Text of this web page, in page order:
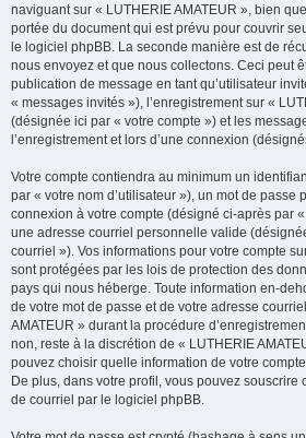
naviguant sur « LUTHERIE AMATEUR », bien
portée du document qui est prévu pour couvrir
le logiciel phpBB. La seconde manière est de
nous envoyez et que nous collectons. Ceci peut
publication de message en tant qu’utilisateur
« messages invités »), l’enregistrement sur «
(désignée ici par « votre compte ») et les
l’enregistrement et lors d’une connexion
Votre compte contiendra au minimum un
par « votre nom d’utilisateur »), un mot de passe
connexion à votre compte (désigné ci-après par
une adresse courriel personnelle valide
courriel »). Vos informations pour votre compte
sont protégées par les lois de protection des
pays qui nous héberge. Toute information en-
de votre mot de passe et de votre adresse
AMATEUR » durant la procédure
non, reste à la discrétion de « LUTHERIE
pouvez choisir quelle information de votre
De plus, dans votre profil, vous pouvez souscrire
de courriel par le logiciel phpBB.